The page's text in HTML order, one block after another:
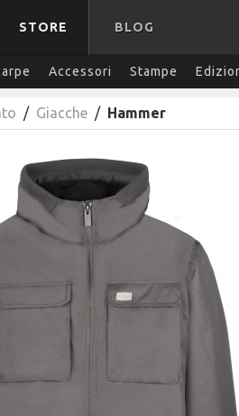
STORE BLOG
Accessori Stampe
/ Giacche / Hammer